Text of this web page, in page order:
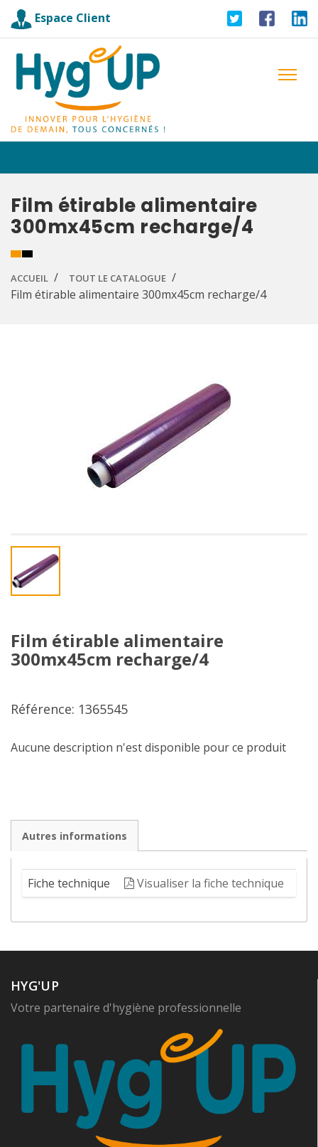
Espace Client
Film étirable alimentaire
300mx45cm recharge/4
ACCUEIL TOUT LE CATALOGUE
Film étirable alimentaire 300mx45cm recharge/4
Film étirable alimentaire
300mx45cm recharge/4
Référence: 1365545
Aucune description n'est disponible pour ce produit
Autres informations
Fiche technique Visualiser la fiche technique
HYG'UP
Votre partenaire d'hygiène professionnelle